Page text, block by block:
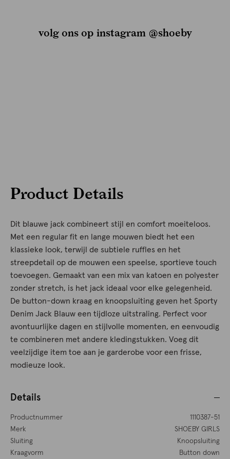
volg ons op instagram @shoeby
Product Details
Dit blauwe jack combineert stijl en comfort moeiteloos.
Met een regular fit en lange mouwen biedt het een
klassieke look, terwijl de subtiele ruffles en het
streepdetail op de mouwen een speelse, sportieve touch
toevoegen. Gemaakt van een mix van katoen en polyester
zonder stretch, is het jack ideaal voor elke gelegenheid.
De button-down kraag en knoopsluiting geven het Sporty
Denim Jack Blauw een tijdloze uitstraling. Perfect voor
avontuurlijke dagen en stijlvolle momenten, en eenvoudig
te combineren met andere kledingstukken. Voeg dit
veelzijdige item toe aan je garderobe voor een frisse,
modieuze look.
Details
Productnummer
1110387-51
Merk
SHOEBY GIRLS
Sluiting
Knoopsluiting
Kraagvorm
Button down